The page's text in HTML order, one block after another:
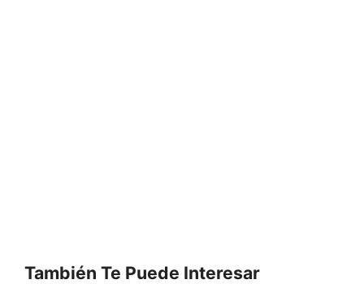
También Te Puede Interesar